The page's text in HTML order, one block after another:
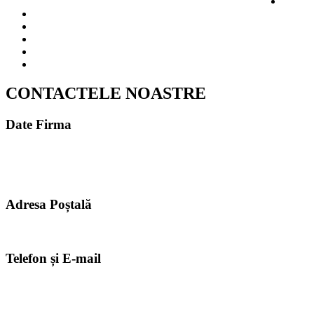
CONTACTELE NOASTRE
Date Firma
Adresa Poștală
Telefon și E-mail